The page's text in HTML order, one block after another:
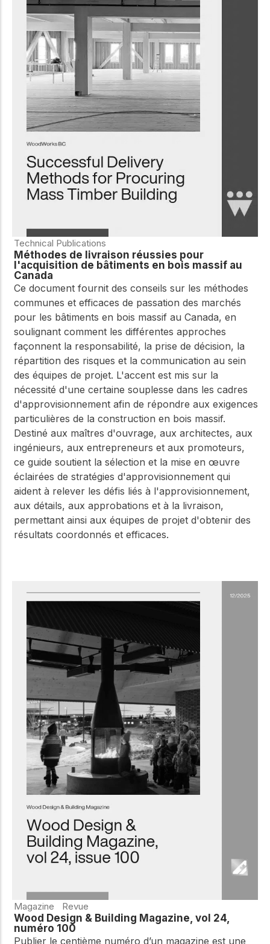
Technical Publications
Méthodes de livraison réussies pour
l'acquisition de bâtiments en bois massif au
Canada
Ce document fournit des conseils sur les méthodes
communes et efficaces de passation des marchés
pour les bâtiments en bois massif au Canada, en
soulignant comment les différentes approches
façonnent la responsabilité, la prise de décision, la
répartition des risques et la communication au sein
des équipes de projet. L'accent est mis sur la
nécessité d'une certaine souplesse dans les cadres
d'approvisionnement afin de répondre aux exigences
particulières de la construction en bois massif.
Destiné aux maîtres d'ouvrage, aux architectes, aux
ingénieurs, aux entrepreneurs et aux promoteurs,
ce guide soutient la sélection et la mise en œuvre
éclairées de stratégies d'approvisionnement qui
aident à relever les défis liés à l'approvisionnement,
aux détails, aux approbations et à la livraison,
permettant ainsi aux équipes de projet d'obtenir des
résultats coordonnés et efficaces.
Magazine Revue
Wood Design & Building Magazine, vol 24,
numéro 100
Publier le centième numéro d’un magazine est une